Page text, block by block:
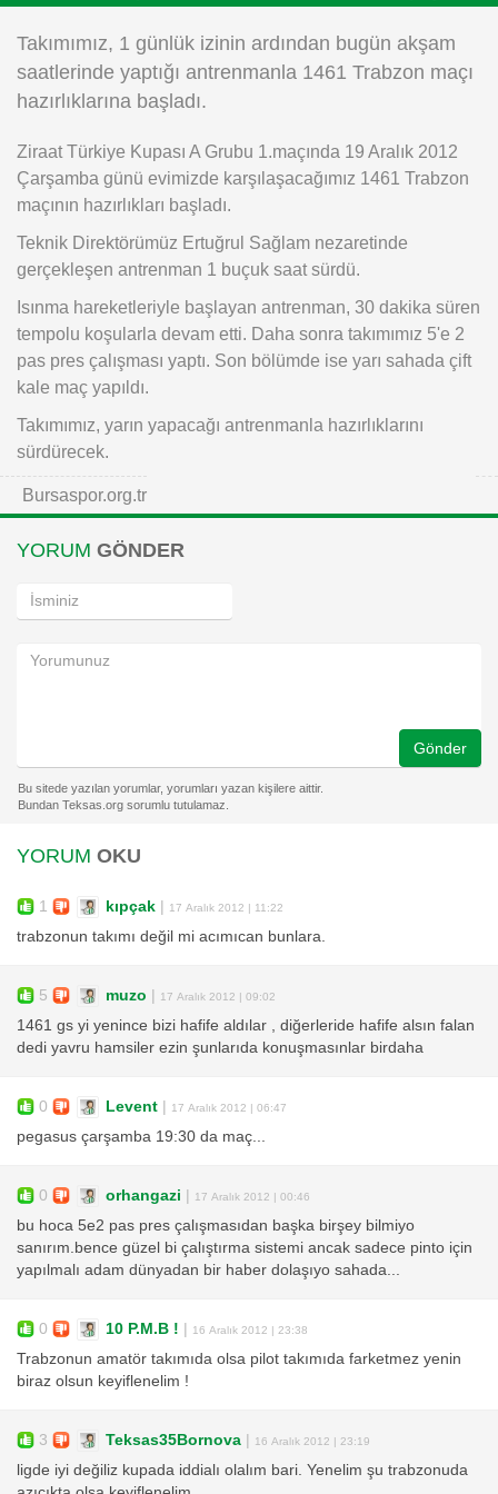
Instagram
Android
iOS
Takımımız, 1 günlük izinin ardından bugün akşam
saatlerinde yaptığı antrenmanla 1461 Trabzon maçı
hazırlıklarına başladı.
Ziraat Türkiye Kupası A Grubu 1.maçında 19 Aralık 2012
Çarşamba günü evimizde karşılaşacağımız 1461 Trabzon
maçının hazırlıkları başladı.
Teknik Direktörümüz Ertuğrul Sağlam nezaretinde
gerçekleşen antrenman 1 buçuk saat sürdü.
Isınma hareketleriyle başlayan antrenman, 30 dakika süren
tempolu koşularla devam etti. Daha sonra takımımız 5'e 2
pas pres çalışması yaptı. Son bölümde ise yarı sahada çift
kale maç yapıldı.
Takımımız, yarın yapacağı antrenmanla hazırlıklarını
sürdürecek.
Bursaspor.org.tr
YORUM GÖNDER
Gönder
YORUM OKU
1 kıpçak | 17 Aralık 2012 | 11:22
trabzonun takımı değil mi acımıcan bunlara.
5 muzo | 17 Aralık 2012 | 09:02
1461 gs yi yenince bizi hafife aldılar , diğerleride hafife alsın falan
dedi yavru hamsiler ezin şunlarıda konuşmasınlar birdaha
0 Levent | 17 Aralık 2012 | 06:47
pegasus çarşamba 19:30 da maç...
0 orhangazi | 17 Aralık 2012 | 00:46
bu hoca 5e2 pas pres çalışmasıdan başka birşey bilmiyo
sanırım.bence güzel bi çalıştırma sistemi ancak sadece pinto için
yapılmalı adam dünyadan bir haber dolaşıyo sahada...
0 10 P.M.B ! | 16 Aralık 2012 | 23:38
Trabzonun amatör takımıda olsa pilot takımıda farketmez yenin
biraz olsun keyiflenelim !
3 Teksas35Bornova | 16 Aralık 2012 | 23:19
ligde iyi değiliz kupada iddialı olalım bari. Yenelim şu trabzonuda